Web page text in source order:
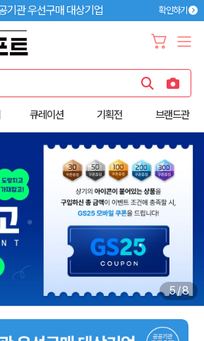
기관 우선구매 대상기업 확인하기
큐레이션 기획전 브랜드관
5/8